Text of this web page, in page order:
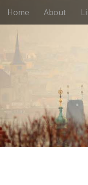
M
e
i
c
n
t
Home About